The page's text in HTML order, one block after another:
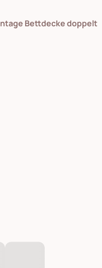
Bettdecke doppelt